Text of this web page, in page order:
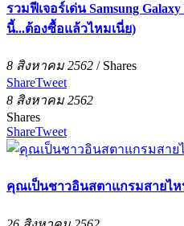
รวมฟีเจอร์เด่น Samsung
นี้...ต้องซื้อแล้วไหมเนี่ย)
8 สิงหาคม 2562 / Shares
ShareTweet
8 สิงหาคม 2562
Shares
ShareTweet
คุณเป็นชาวอินสตาแกรมสายไ